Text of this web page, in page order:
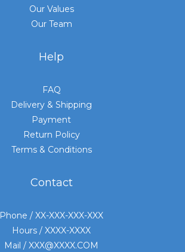
Our Values
Our Team
Help
FAQ
Delivery & Shipping
Payment
Return Policy
Terms & Conditions
Contact
Phone / XX-XXX-XXX-XXX
Hours / XXXX-XXXX
Mail / XXX@XXXX.COM